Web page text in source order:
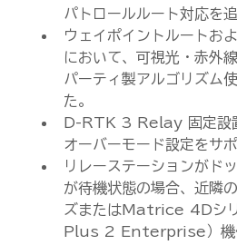
パトロールルート対応を
ウェイポイントルートお
において、可視光・赤外
パーティ製アルゴリズム
た。
D-RTK 3 Relay 固定設
オーバーモード設定をサ
リレーステーションがド
が待機状態の場合、近
ズまたはMatrice 4Dシ
Plus 2 Enterprise）機